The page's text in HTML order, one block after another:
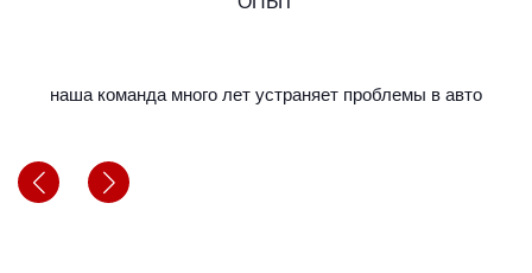
наша команда много лет устраняет проблемы в авто